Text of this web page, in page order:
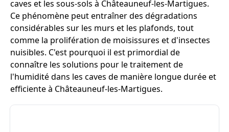
caves et les sous-sols à Châteauneuf-les-Martigues.
Ce phénomène peut entraîner des dégradations
considérables sur les murs et les plafonds, tout
comme la prolifération de moisissures et d'insectes
nuisibles. C'est pourquoi il est primordial de
connaître les solutions pour le traitement de
l'humidité dans les caves de manière longue durée et
efficiente à Châteauneuf-les-Martigues.